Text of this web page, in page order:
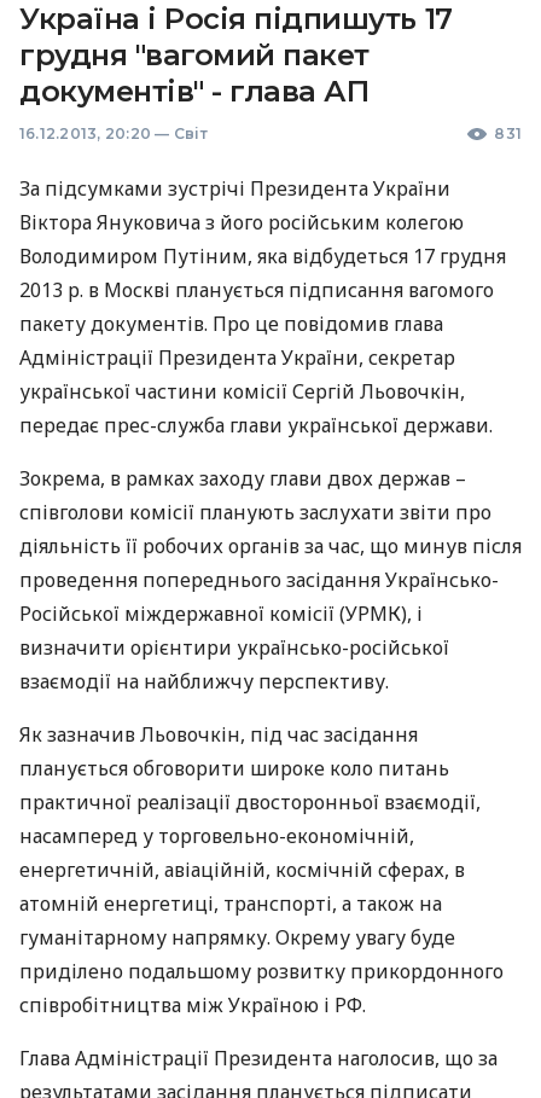
Україна і Росія підпишуть 17
грудня "вагомий пакет
документів" - глава АП
16.12.2013, 20:20 — Світ 831
За підсумками зустрічі Президента України
Віктора Януковича з його російським колегою
Володимиром Путіним, яка відбудеться 17 грудня
2013 р. в Москві планується підписання вагомого
пакету документів. Про це повідомив глава
Адміністрації Президента України, секретар
української частини комісії Сергій Льовочкін,
передає прес-служба глави української держави.
Зокрема, в рамках заходу глави двох держав –
співголови комісії планують заслухати звіти про
діяльність її робочих органів за час, що минув після
проведення попереднього засідання Українсько-
Російської міждержавної комісії (УРМК), і
визначити орієнтири українсько-російської
взаємодії на найближчу перспективу.
Як зазначив Льовочкін, під час засідання
планується обговорити широке коло питань
практичної реалізації двосторонньої взаємодії,
насамперед у торговельно-економічній,
енергетичній, авіаційній, космічній сферах, в
атомній енергетиці, транспорті, а також на
гуманітарному напрямку. Окрему увагу буде
приділено подальшому розвитку прикордонного
співробітництва між Україною і РФ.
Глава Адміністрації Президента наголосив, що за
результатами засідання планується підписати